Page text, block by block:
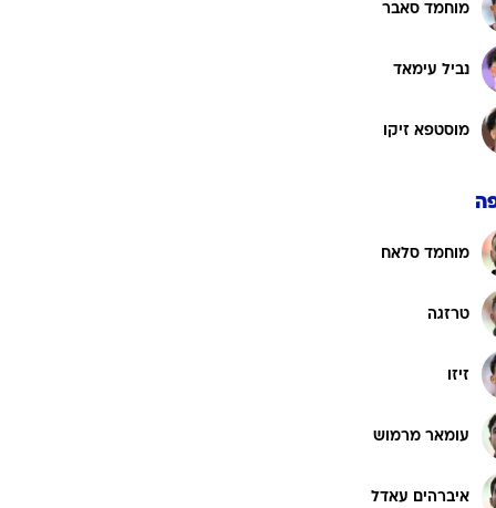
מוחמד סאבר
נביל עימאד
מוסטפא זיקו
מוחמד סלאח
טרזגה
זיזו
עומאר מרמוש
איברהים עאדל